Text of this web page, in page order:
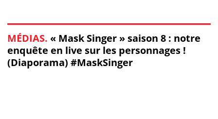
MÉDIAS. « Mask Singer » saison 8 : notre
enquête en live sur les personnages !
(Diaporama) #MaskSinger